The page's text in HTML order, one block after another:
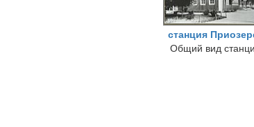
станция
Общий вид